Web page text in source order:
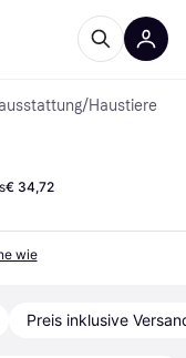
/Haustiere
€ 34,72
wie
Preis inklusive